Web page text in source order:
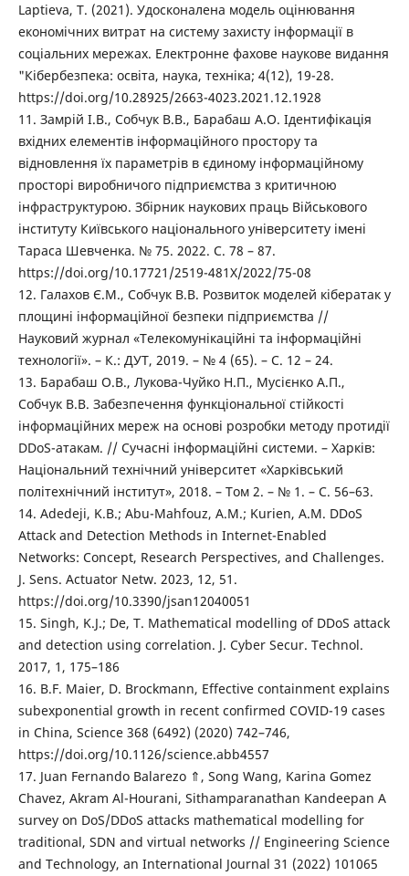
Laptieva, T. (2021). Удосконалена модель оцінювання
економічних витрат на систему захисту інформації в
соціальних мережах. Електронне фахове наукове видання
"Кібербезпека: освіта, наука, техніка; 4(12), 19-28.
https://doi.org/10.28925/2663-4023.2021.12.1928
11. Замрій І.В., Собчук В.В., Барабаш А.О. Ідентифікація
вхідних елементів інформаційного простору та
відновлення їх параметрів в єдиному інформаційному
просторі виробничого підприємства з критичною
інфраструктурою. Збірник наукових праць Військового
інституту Київського національного університету імені
Тараса Шевченка. № 75. 2022. С. 78 – 87.
https://doi.org/10.17721/2519-481X/2022/75-08
12. Галахов Є.М., Собчук В.В. Розвиток моделей кібератак у
площині інформаційної безпеки підприємства //
Науковий журнал «Телекомунікаційні та інформаційні
технології». – К.: ДУТ, 2019. – № 4 (65). – С. 12 – 24.
13. Барабаш О.В., Лукова-Чуйко Н.П., Мусієнко А.П.,
Собчук В.В. Забезпечення функціональної стійкості
інформаційних мереж на основі розробки методу протидії
DDoS-атакам. // Сучасні інформаційні системи. – Харків:
Національний технічний університет «Харківський
політехнічний інститут», 2018. – Том 2. – № 1. – С. 56–63.
14. Adedeji, K.B.; Abu-Mahfouz, A.M.; Kurien, A.M. DDoS
Attack and Detection Methods in Internet-Enabled
Networks: Concept, Research Perspectives, and Challenges.
J. Sens. Actuator Netw. 2023, 12, 51.
https://doi.org/10.3390/jsan12040051
15. Singh, K.J.; De, T. Mathematical modelling of DDoS attack
and detection using correlation. J. Cyber Secur. Technol.
2017, 1, 175–186
16. B.F. Maier, D. Brockmann, Effective containment explains
subexponential growth in recent confirmed COVID-19 cases
in China, Science 368 (6492) (2020) 742–746,
https://doi.org/10.1126/science.abb4557
17. Juan Fernando Balarezo ⇑, Song Wang, Karina Gomez
Chavez, Akram Al-Hourani, Sithamparanathan Kandeepan A
survey on DoS/DDoS attacks mathematical modelling for
traditional, SDN and virtual networks // Engineering Science
and Technology, an International Journal 31 (2022) 101065